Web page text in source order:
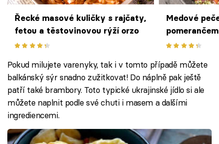
Řecké masové kuličky s rajčaty,
fetou a těstovinovou rýží orzo
Medové
Jamieho
Pokud milujete varenyky, tak i v tomto případě můžete
balkánský sýr snadno zužitkovat! Do náplně pak ještě
patří také brambory. Toto typické ukrajinské jídlo si ale
můžete naplnit podle své chuti i masem a dalšími
ingrediencemi.